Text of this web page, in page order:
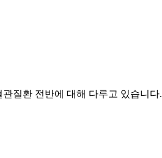
질환 전반에 대해 다루고 있습니다.